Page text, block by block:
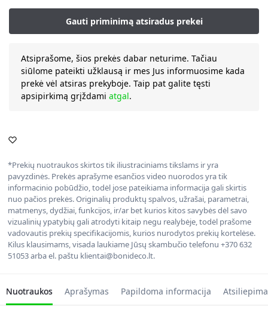
Atsiprašome, šios prekės dabar neturime. Tačiau
siūlome pateikti užklausą ir mes Jus informuosime kada
prekė vėl atsiras prekyboje. Taip pat galite tęsti
apsipirkimą grįždami atgal.
*Prekių nuotraukos skirtos tik iliustraciniams tikslams ir yra
pavyzdinės. Prekės aprašyme esančios video nuorodos yra tik
informacinio pobūdžio, todėl jose pateikiama informacija gali skirtis
nuo pačios prekės. Originalių produktų spalvos, užrašai, parametrai,
matmenys, dydžiai, funkcijos, ir/ar bet kurios kitos savybės dėl savo
vizualinių ypatybių gali atrodyti kitaip negu realybėje, todėl prašome
vadovautis prekių specifikacijomis, kurios nurodytos prekių kortelėse.
Kilus klausimams, visada laukiame Jūsų skambučio telefonu +370 632
51053 arba el. paštu klientai@bonideco.lt.
Nuotraukos Aprašymas Papildoma informacija